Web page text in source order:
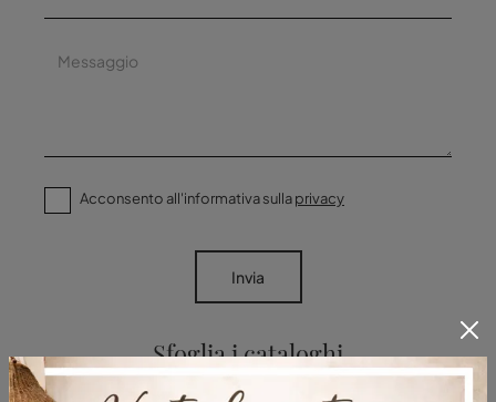
Sfoglia i cataloghi
Acconsento all'informativa sullaprivacy
Invia